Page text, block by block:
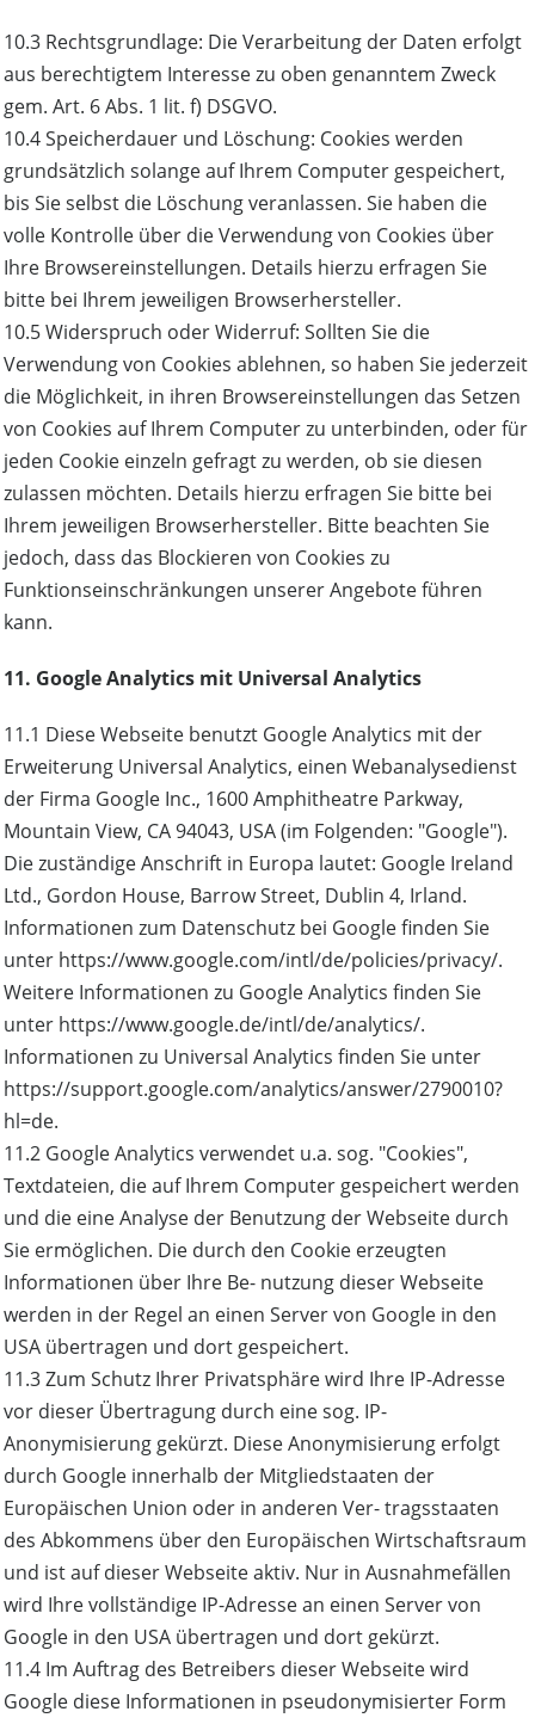
10.3 Rechtsgrundlage: Die Verarbeitung der Daten erfolgt
aus berechtigtem Interesse zu oben genanntem Zweck
gem. Art. 6 Abs. 1 lit. f) DSGVO.
10.4 Speicherdauer und Löschung: Cookies werden
grundsätzlich solange auf Ihrem Computer gespeichert,
bis Sie selbst die Löschung veranlassen. Sie haben die
volle Kontrolle über die Verwendung von Cookies über
Ihre Browsereinstellungen. Details hierzu erfragen Sie
bitte bei Ihrem jeweiligen Browserhersteller.
10.5 Widerspruch oder Widerruf: Sollten Sie die
Verwendung von Cookies ablehnen, so haben Sie jederzeit
die Möglichkeit, in ihren Browsereinstellungen das Setzen
von Cookies auf Ihrem Computer zu unterbinden, oder für
jeden Cookie einzeln gefragt zu werden, ob sie diesen
zulassen möchten. Details hierzu erfragen Sie bitte bei
Ihrem jeweiligen Browserhersteller. Bitte beachten Sie
jedoch, dass das Blockieren von Cookies zu
Funktionseinschränkungen unserer Angebote führen
kann.
11. Google Analytics mit Universal Analytics
11.1 Diese Webseite benutzt Google Analytics mit der
Erweiterung Universal Analytics, einen Webanalysedienst
der Firma Google Inc., 1600 Amphitheatre Parkway,
Mountain View, CA 94043, USA (im Folgenden: "Google").
Die zuständige Anschrift in Europa lautet: Google Ireland
Ltd., Gordon House, Barrow Street, Dublin 4, Irland.
Informationen zum Datenschutz bei Google finden Sie
unter https://www.google.com/intl/de/policies/privacy/.
Weitere Informationen zu Google Analytics finden Sie
unter https://www.google.de/intl/de/analytics/.
Informationen zu Universal Analytics finden Sie unter
https://support.google.com/analytics/answer/2790010?
hl=de.
11.2 Google Analytics verwendet u.a. sog. "Cookies",
Textdateien, die auf Ihrem Computer gespeichert werden
und die eine Analyse der Benutzung der Webseite durch
Sie ermöglichen. Die durch den Cookie erzeugten
Informationen über Ihre Be- nutzung dieser Webseite
werden in der Regel an einen Server von Google in den
USA übertragen und dort gespeichert.
11.3 Zum Schutz Ihrer Privatsphäre wird Ihre IP-Adresse
vor dieser Übertragung durch eine sog. IP-
Anonymisierung gekürzt. Diese Anonymisierung erfolgt
durch Google innerhalb der Mitgliedstaaten der
Europäischen Union oder in anderen Ver- tragsstaaten
des Abkommens über den Europäischen Wirtschaftsraum
und ist auf dieser Webseite aktiv. Nur in Ausnahmefällen
wird Ihre vollständige IP-Adresse an einen Server von
Google in den USA übertragen und dort gekürzt.
11.4 Im Auftrag des Betreibers dieser Webseite wird
Google diese Informationen in pseudonymisierter Form